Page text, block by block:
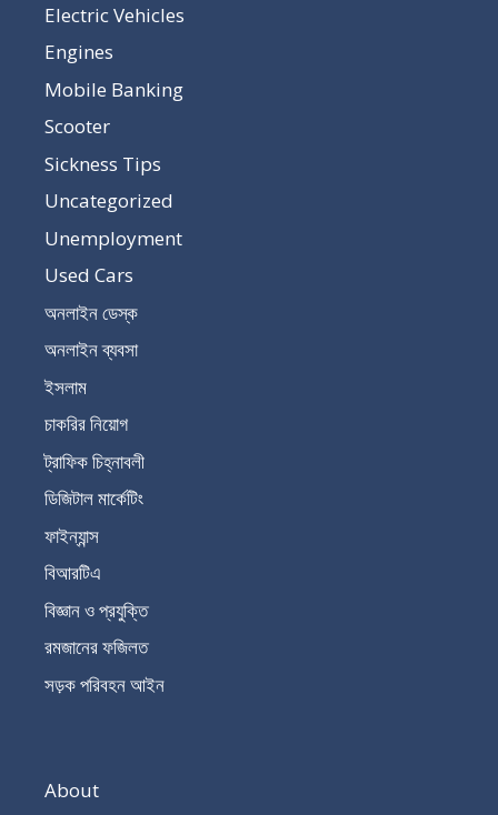
Electric Vehicles
Engines
Mobile Banking
Scooter
Sickness Tips
Uncategorized
Unemployment
Used Cars
অনলাইন ডেস্ক
অনলাইন ব্যবসা
ইসলাম
চাকরির নিয়োগ
ট্রাফিক চিহ্নাবলী
ডিজিটাল মার্কেটিং
ফাইন্যান্স
বিআরটিএ
বিজ্ঞান ও প্রযুক্তি
রমজানের ফজিলত
সড়ক পরিবহন আইন
About